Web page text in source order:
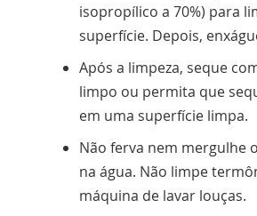
isopropílico a 70%) para
superfície. Depois,
Após a limpeza, seque
limpo ou permita que
em uma superfície limpa.
Não ferva nem mergulhe
na água. Não limpe
máquina de lavar louças.